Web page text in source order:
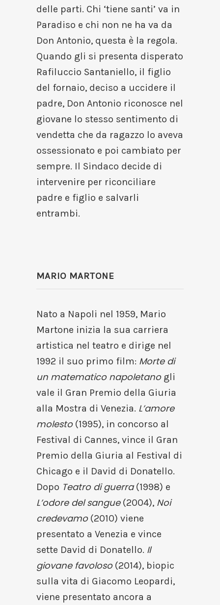
delle parti. Chi ‘tiene santi’ va in
Paradiso e chi non ne ha va da
Don Antonio, questa è la regola.
Quando gli si presenta disperato
Rafiluccio Santaniello, il figlio
del fornaio, deciso a uccidere il
padre, Don Antonio riconosce nel
giovane lo stesso sentimento di
vendetta che da ragazzo lo aveva
ossessionato e poi cambiato per
sempre. Il Sindaco decide di
intervenire per riconciliare
padre e figlio e salvarli
entrambi.
MARIO MARTONE
Nato a Napoli nel 1959, Mario
Martone inizia la sua carriera
artistica nel teatro e dirige nel
1992 il suo primo film: Morte di
un matematico napoletanogli
vale il Gran Premio della Giuria
alla Mostra di Venezia. L’amore
molesto(1995), in concorso al
Festival di Cannes, vince il Gran
Premio della Giuria al Festival di
Chicago e il David di Donatello.
Dopo Teatro di guerra(1998) e
L’odore del sangue(2004), Noi
credevamo(2010) viene
presentato a Venezia e vince
sette David di Donatello. Il
giovane favoloso(2014), biopic
sulla vita di Giacomo Leopardi,
viene presentato ancora a